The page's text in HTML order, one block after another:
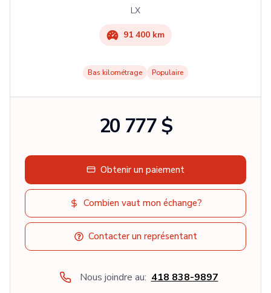
LX
91 400 km
Bas kilométrage Populaire
20 777 $
Obtenir un paiement
Combien vaut mon échange?
Contacter un représentant
Nous joindre au: 418 838-9897